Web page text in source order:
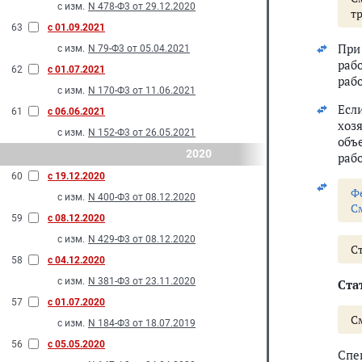
с изм. N 478-Ф3 от 29.12.2020
63
с 01.09.2021
с изм. N 79-Ф3 от 05.04.2021
62
с 01.07.2021
с изм. N 170-Ф3 от 11.06.2021
61
с 06.06.2021
с изм. N 152-Ф3 от 26.05.2021
2020
60
с 19.12.2020
с изм. N 400-Ф3 от 08.12.2020
59
с 08.12.2020
с изм. N 429-Ф3 от 08.12.2020
58
с 04.12.2020
с изм. N 381-Ф3 от 23.11.2020
57
с 01.07.2020
с изм. N 184-Ф3 от 18.07.2019
56
с 05.05.2020
При